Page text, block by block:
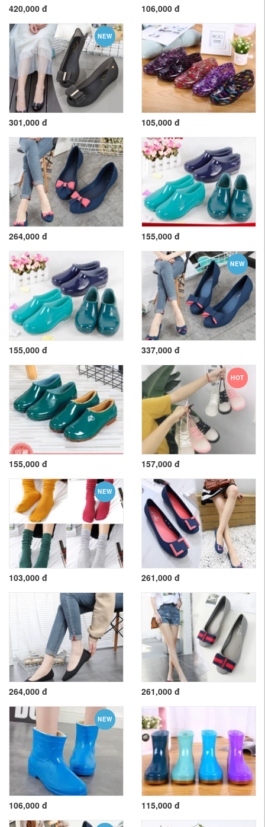
420,000 đ 106,000 đ
NEW
301,000 đ 105,000 đ
264,000 đ 155,000 đ
155,000 đ
NEW
337,000 đ
155,000 đ
HOT
157,000 đ
NEW
103,000 đ 261,000 đ
264,000 đ 261,000 đ
NEW
106,000 đ 115,000 đ